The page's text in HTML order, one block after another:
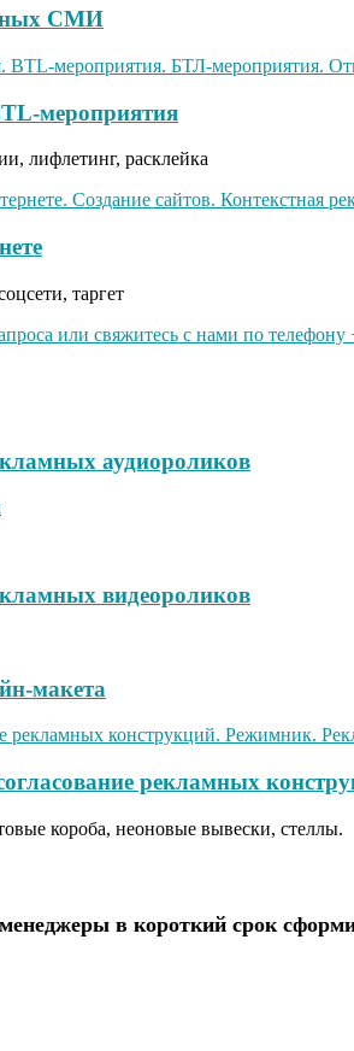
СМИ
мероприятия
лифлетинг, расклейка
таргет
или свяжитесь с нами по
аудиороликов
видеороликов
макета
рекламных
короба, неоновые вывески, стеллы.
в короткий срок